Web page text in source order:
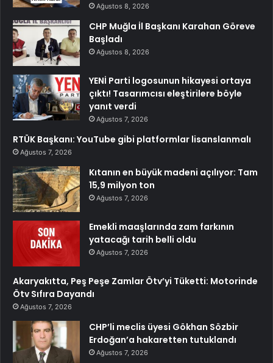
Ağustos 8, 2026
CHP Muğla İl Başkanı Karahan Göreve
Başladı
Ağustos 8, 2026
YENİ Parti logosunun hikayesi ortaya
çıktı! Tasarımcısı eleştirilere böyle
yanıt verdi
Ağustos 7, 2026
RTÜK Başkanı: YouTube gibi platformlar lisanslanmalı
Ağustos 7, 2026
Kıtanın en büyük madeni açılıyor: Tam
15,9 milyon ton
Ağustos 7, 2026
Emekli maaşlarında zam farkının
yatacağı tarih belli oldu
Ağustos 7, 2026
Akaryakıtta, Peş Peşe Zamlar Ötv’yi Tüketti: Motorinde
Ötv Sıfıra Dayandı
Ağustos 7, 2026
CHP’li meclis üyesi Gökhan Sözbir
Erdoğan’a hakaretten tutuklandı
Ağustos 7, 2026